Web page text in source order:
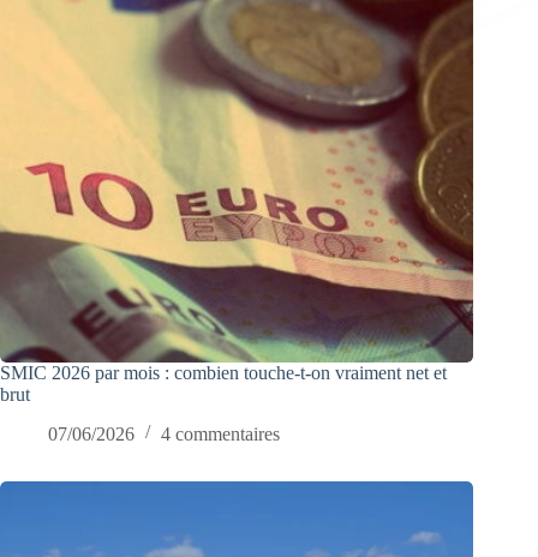
SMIC 2026 par mois : combien touche-t-on vraiment net et
brut
07/06/2026
4 commentaires